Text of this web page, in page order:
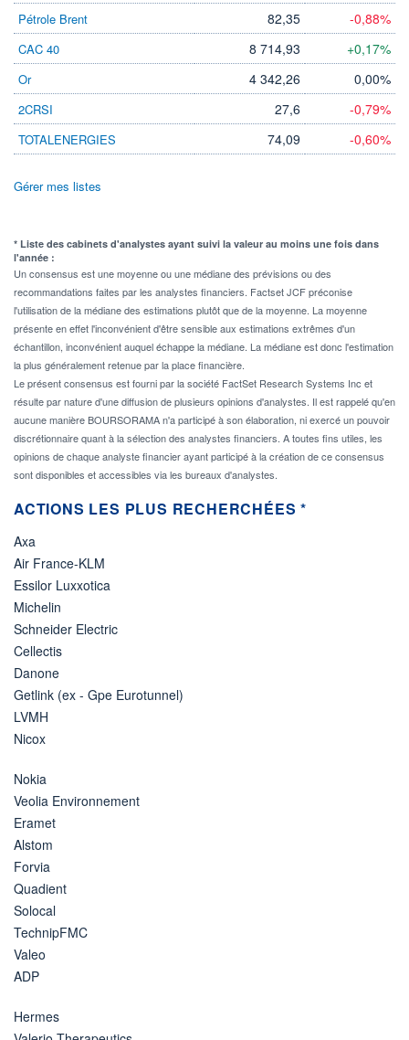
Pétrole Brent 82,35 -0,88%
CAC 40 8 714,93 +0,17%
Or 4 342,26 0,00%
2CRSI 27,6 -0,79%
TOTALENERGIES 74,09 -0,60%
Gérer mes listes
* Liste des cabinets d'analystes ayant suivi la valeur au moins une fois dans
l'année :
Un consensus est une moyenne ou une médiane des prévisions ou des
recommandations faites par les analystes financiers. Factset JCF préconise
l'utilisation de la médiane des estimations plutôt que de la moyenne. La moyenne
présente en effet l'inconvénient d'être sensible aux estimations extrêmes d'un
échantillon, inconvénient auquel échappe la médiane. La médiane est donc l'estimation
la plus généralement retenue par la place financière.
Le présent consensus est fourni par la société FactSet Research Systems Inc et
résulte par nature d'une diffusion de plusieurs opinions d'analystes. Il est rappelé qu'en
aucune manière BOURSORAMA n'a participé à son élaboration, ni exercé un pouvoir
discrétionnaire quant à la sélection des analystes financiers. A toutes fins utiles, les
opinions de chaque analyste financier ayant participé à la création de ce consensus
sont disponibles et accessibles via les bureaux d'analystes.
ACTIONS LES PLUS RECHERCHÉES *
Axa
Air France-KLM
Essilor Luxxotica
Michelin
Schneider Electric
Cellectis
Danone
Getlink (ex - Gpe Eurotunnel)
LVMH
Nicox
Nokia
Veolia Environnement
Eramet
Alstom
Forvia
Quadient
Solocal
TechnipFMC
Valeo
ADP
Hermes